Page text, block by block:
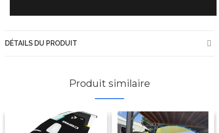
DÉTAILS DU PRODUIT
Produit similaire